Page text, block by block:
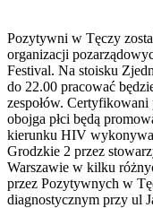
Pozytywni w Tęczy
organizacji
Festival. Na stoisku
do 22.00 pracować
zespołów.
obojga płci będą
kierunku HIV
Grodzkie 2 przez
Warszawie w kilku
przez Pozytywnych w
diagnostycznym przy ul